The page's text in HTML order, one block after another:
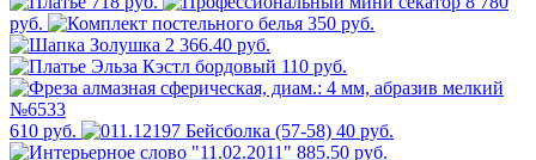
руб.
350 руб.
2 366.40 руб.
110 руб.
610 руб.
40 руб.
885.50 руб.